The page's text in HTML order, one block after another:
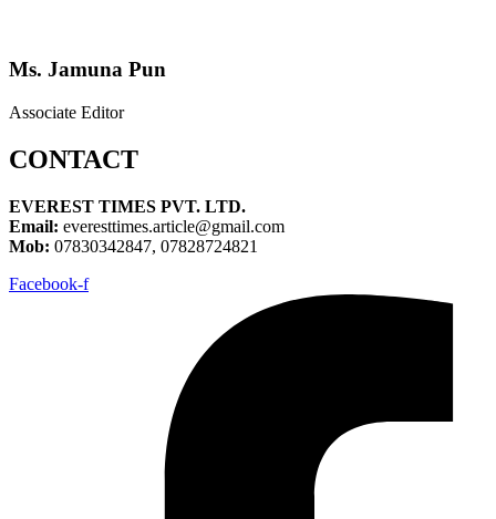
Ms. Jamuna Pun
Associate Editor
CONTACT
EVEREST TIMES PVT. LTD.
Email: everesttimes.article@gmail.com
Mob: 07830342847, 07828724821
Facebook-f